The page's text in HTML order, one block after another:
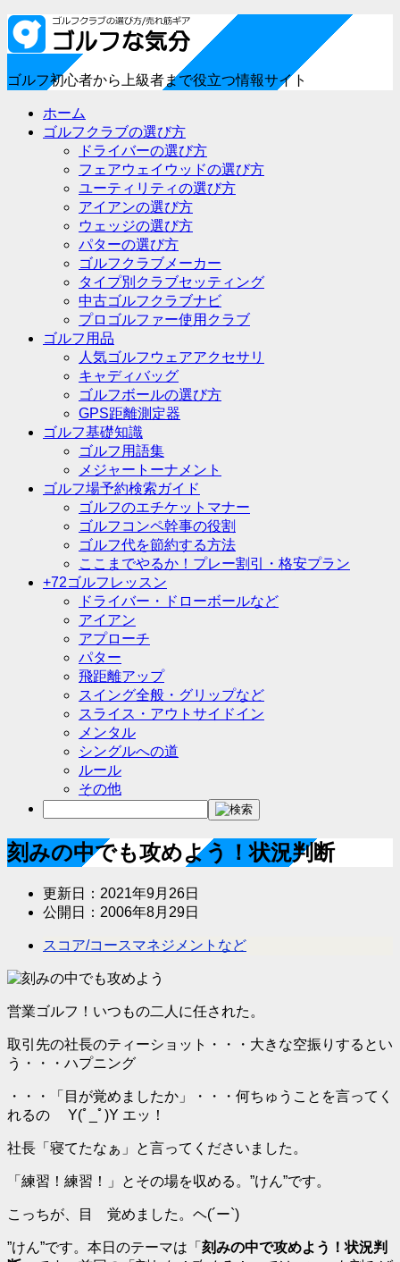
ゴルフ初心者から上級者まで役立つ情報サイト
ホーム
ゴルフクラブの選び方
ドライバーの選び方
フェアウェイウッドの選び方
ユーティリティの選び方
アイアンの選び方
ウェッジの選び方
パターの選び方
ゴルフクラブメーカー
タイプ別クラブセッティング
中古ゴルフクラブナビ
プロゴルファー使用クラブ
ゴルフ用品
人気ゴルフウェアアクセサリ
キャディバッグ
ゴルフボールの選び方
GPS距離測定器
ゴルフ基礎知識
ゴルフ用語集
メジャートーナメント
ゴルフ場予約検索ガイド
ゴルフのエチケットマナー
ゴルフコンペ幹事の役割
ゴルフ代を節約する方法
ここまでやるか！プレー割引・格安プラン
+72ゴルフレッスン
ドライバー・ドローボールなど
アイアン
アプローチ
パター
飛距離アップ
スイング全般・グリップなど
スライス・アウトサイドイン
メンタル
シングルへの道
ルール
その他
刻みの中でも攻めよう！状況判断
更新日： 2021年9月26日
公開日： 2006年8月29日
スコア/コースマネジメントなど
営業ゴルフ！いつもの二人に任された。
取引先の社長のティーショット・・・大きな空振りするとい
う・・・ハプニング
・・・「目が覚めましたか」・・・何ちゅうことを言ってく
れるの Y(ﾟ_ﾟ)Y エッ！
社長「寝てたなぁ」と言ってくださいました。
「練習！練習！」とその場を収める。”けん”です。
こっちが、目 覚めました。ヘ(´ー`)ゞ
”けん”です。本日のテーマは「 刻みの中で攻めよう！状況判